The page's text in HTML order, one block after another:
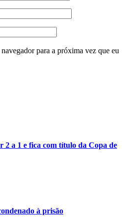
para a próxima vez que eu
2 a 1 e fica com título da Copa de
à prisão